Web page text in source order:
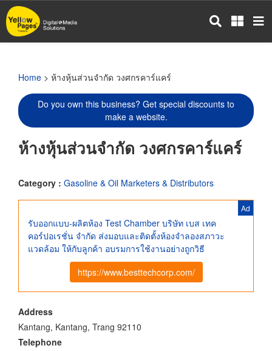
Skip
to
main
Home > ห้างหุ้นส่วนจำกัด วงศกรคาร์แคร์
Do you own this business? Get special discounts to
make a website.
ห้างหุ้นส่วนจำกัด วงศกรคาร์แคร์
Category : Gasoline & Oil Marketers & Distributors
Ad
รับออกแบบ-ผลิตห้อง Test Chamber บริษัท เบส เทค
คอร์ปอเรชั่น จำกัด ส่งมอบและติดตั้งห้องจำลองสภาวะ
แวดล้อม ให้กับลูกค้า อบรมการใช้งานอย่างถูกวิธี
https://www.besttechcorp.com/
Address
Kantang, Kantang, Trang 92110
Telephone